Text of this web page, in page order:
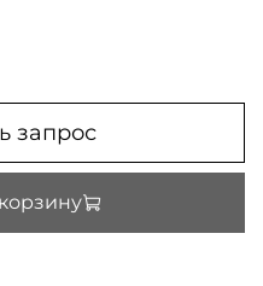
запрос